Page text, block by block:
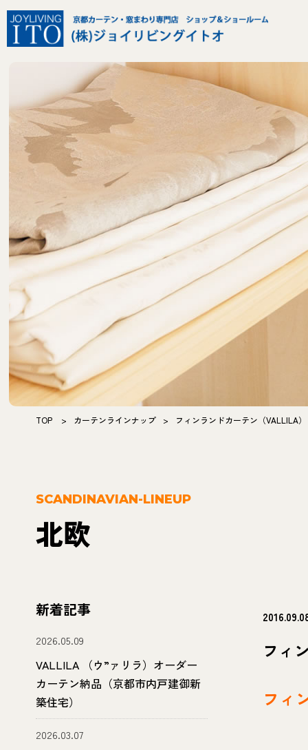
TOP > カーテンラインナップ > フィンランドカーテン（VALLILA
SCANDINAVIAN-LINEUP
北欧
新着記事
2026.05.09
VALLILA （ウ”ァリラ）オーダー
カーテン納品（京都市内戸建御新
築住宅）
2026.03.07
フィ
フィ